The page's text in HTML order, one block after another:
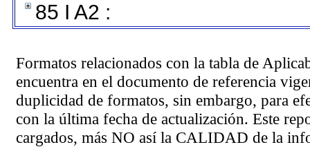
85 I A2 :
Formatos relacionados con la tabla de
encuentra en el documento de referencia
duplicidad de formatos, sin embargo, para
con la última fecha de actualización. Este
cargados, más NO así la CALIDAD de la